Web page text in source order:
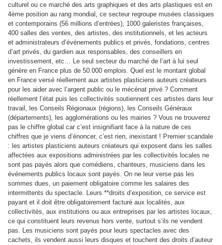
culturel ou ce marché des arts graphiques et des arts plastiques est en
4ème position au rang mondial, ce secteur regroupe musées classiques
et contemporains (56 millions d’entrées), 1000 galeristes françaises,
400 salles des ventes, des artistes, des institutionnels, et les acteurs
et administrateurs d’événements publics et privés, fondations, centres
d’art privés, du gardien aux responsables, des conseillers en
investissement, etc… Le seul secteur du marché de l’art à lui seul
génère en France plus de 50.000 emplois. Quel est le montant global
en France versé réellement aux artistes plasticiens auteurs créateurs
pour les aider avec l’argent public ou le mécénat privé ? Comment
réellement l’état puis les collectivités soutiennent ces artistes dans leur
travail, les Conseils Régionaux (régions), les Conseils Généraux
(départements), les agglomérations ou les mairies ? Vous ne trouverez
pas le chiffre global car c’est insignifiant face à la nature de ces
chiffres que je viens d’énoncer, c’est rien, inexistant ! Premier scandale
: les artistes plasticiens auteurs créateurs qui exposent dans les salles
affectées aux expositions administrées par les collectivités locales ne
sont pas payés alors que comédiens, chanteurs, musiciens dans les
événements publics locaux sont payés. On ne leur verse pas les
sommes dues, un paiement obligatoire comme les salaires des
intermittents du spectacle. Leurs **droits d’exposition, ce service est
payant et il doit être obligatoirement facturé aux localités, aux
collectivités, aux institutions ou aux entreprises par les artistes locaux,
ce qui constituent leurs revenus hors vente, surtout s’ils ne vendent
pas. Les musiciens sont payés pour leurs spectacles avec des
cachets, ils vendent aussi leurs disques et touchent des droits d’auteur